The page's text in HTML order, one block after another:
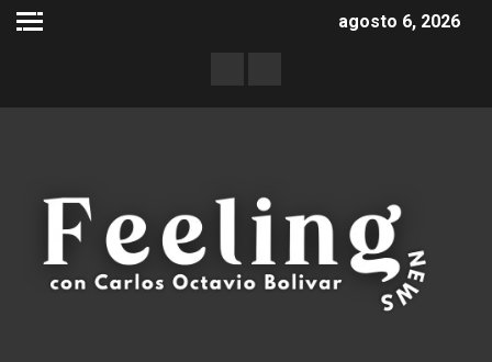
agosto 6, 2026